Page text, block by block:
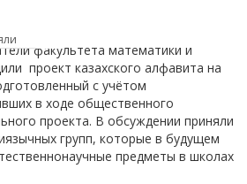
факультета математики и
проект казахского алфавита на
с учётом
в ходе общественного
проекта. В обсуждении приняли
групп, которые в будущем
предметы в школах